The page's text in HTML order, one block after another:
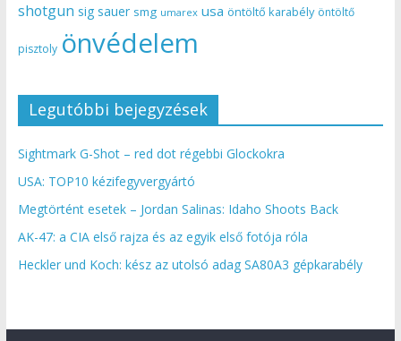
shotgun sig sauer smg umarex usa öntöltő karabély öntöltő
pisztoly önvédelem
Legutóbbi bejegyzések
Sightmark G-Shot – red dot régebbi Glockokra
USA: TOP10 kézifegyvergyártó
Megtörtént esetek – Jordan Salinas: Idaho Shoots Back
AK-47: a CIA első rajza és az egyik első fotója róla
Heckler und Koch: kész az utolsó adag SA80A3 gépkarabély